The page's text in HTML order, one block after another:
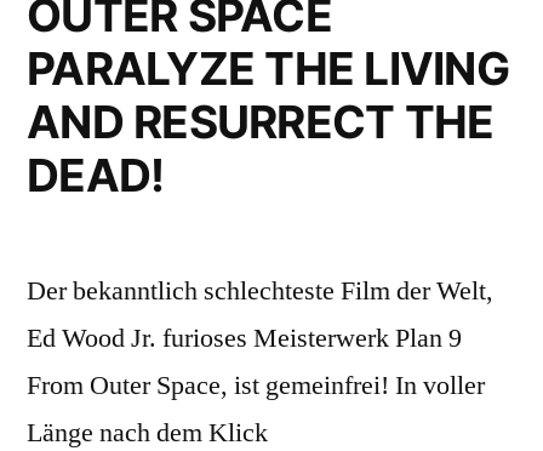
OUTER SPACE
PARALYZE THE LIVING
AND RESURRECT THE
DEAD!
Der bekanntlich schlechteste Film der Welt,
Ed Wood Jr. furioses Meisterwerk Plan 9
From Outer Space, ist gemeinfrei! In voller
Länge nach dem Klick